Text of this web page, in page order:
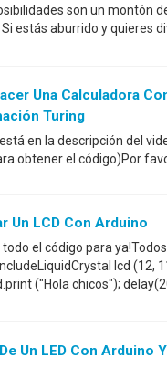
son un montón
estás aburrido y quieres
Una Calculadora
Turing
en la descripción del
obtener el código)Por
Un LCD Con Arduino
el código para
lcd (12,
("Hola chicos");
Un LED Con Arduino